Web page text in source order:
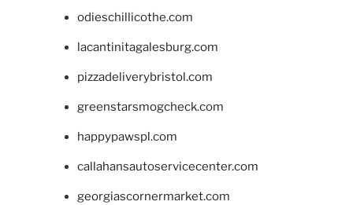
odieschillicothe.com
lacantinitagalesburg.com
pizzadeliverybristol.com
greenstarsmogcheck.com
happypawspl.com
callahansautoservicecenter.com
georgiascornermarket.com